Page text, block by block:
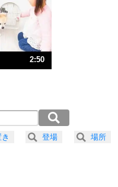
い原因は、行動しないから。
の方法
もの。
りを優しさで表現する。
2:50
登場 場所